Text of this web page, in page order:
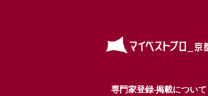
専門家登録·掲載について